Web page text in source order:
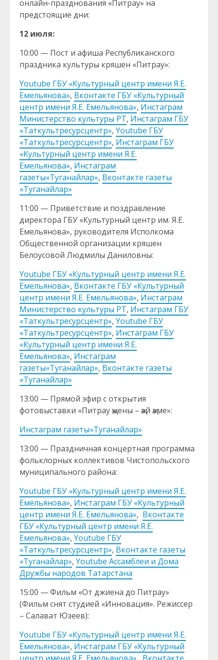
онлайн-празднования «Питрау» на
предстоящие дни:
12 июля:
10:00 — Пост и афиша Республиканского
праздника культуры кряшен «Питрау»:
Youtube ГБУ «Культурный центр имени Я.Е.
Емельянова», Вконтакте ГБУ «Культурный
центр имени Я.Е. Емельянова», Инстаграм
Министерство культуры РТ, Инстаграм ГБУ
«Таткультресурсцентр», Youtube ГБУ
«Таткультресурсцентр», Инстаграм ГБУ
«Культурный центр имени Я.Е.
Емельянова», Инстаграм
газеты«Туганайлар», Вконтакте газеты
«Туганайлар»
11:00 — Приветствие и поздравление
директора ГБУ «Культурный центр им. Я.Е.
Емельянова», руководителя Исполкома
Общественной организации кряшен
Белоусовой Людмилы Даниловны:
Youtube ГБУ «Культурный центр имени Я.Е.
Емельянова», Вконтакте ГБУ «Культурный
центр имени Я.Е. Емельянова», Инстаграм
Министерство культуры РТ, Инстаграм ГБУ
«Таткультресурсцентр», Youtube ГБУ
«Таткультресурсцентр», Инстаграм ГБУ
«Культурный центр имени Я.Е.
Емельянова», Инстаграм
газеты«Туганайлар», Вконтакте газеты
«Туганайлар»
13:00 — Прямой эфир с открытия
фотовыставки «Питрау җыены – җәй җәме»:
Инстаграм газеты«Туганайлар»
13:00 — Праздничная концертная программа
фольклорных коллективов Чистопольского
муниципального района:
Youtube ГБУ «Культурный центр имени Я.Е.
Емельянова», Инстаграм ГБУ «Культурный
центр имени Я.Е. Емельянова», Вконтакте
ГБУ «Культурный центр имени Я.Е.
Емельянова», Youtube ГБУ
«Таткультресурсцентр», Вконтакте газеты
«Туганайлар», Youtube Ассамблеи и Дома
Дружбы народов Татарстана
15:00 — Фильм «От джиена до Питрау»
(Фильм снят студией «Инновация». Режиссер
– Салават Юзеев):
Youtube ГБУ «Культурный центр имени Я.Е.
Емельянова», Инстаграм ГБУ «Культурный